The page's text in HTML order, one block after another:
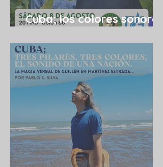
Cuba; los colores sonoros